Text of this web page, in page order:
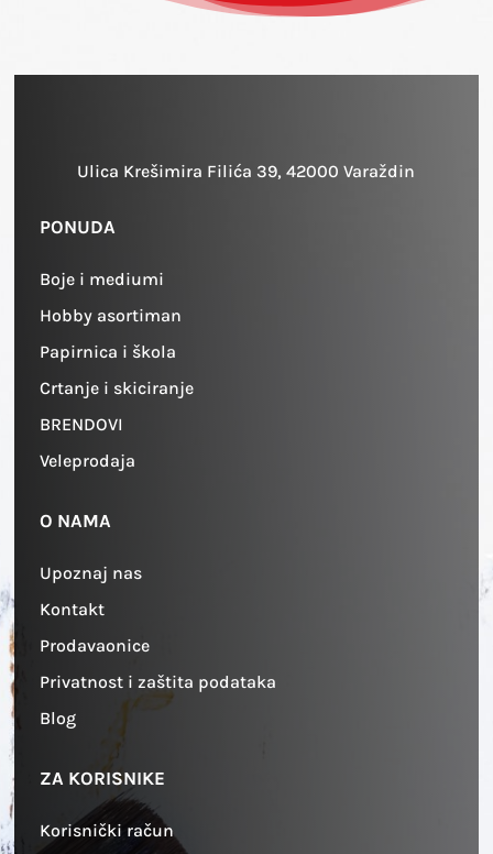
Ulica Krešimira Filića 39, 42000 Varaždin
PONUDA
Boje i mediumi
Hobby asortiman
Papirnica i škola
Crtanje i skiciranje
BRENDOVI
Veleprodaja
O NAMA
Upoznaj nas
Kontakt
Prodavaonice
Privatnost i zaštita podataka
Blog
ZA KORISNIKE
Korisnički račun